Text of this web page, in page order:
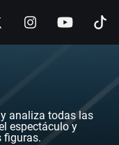
analiza todas las
espectáculo y
figuras.